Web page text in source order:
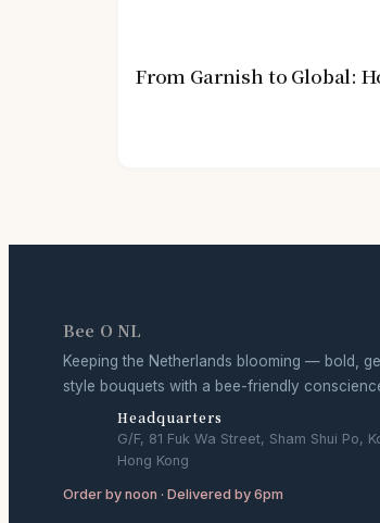
From Garnish to Global:
Bee O NL
Keeping the Netherlands blooming — bold,
style bouquets with a bee-friendly
Headquarters
G/F, 81 Fuk Wa Street, Sham Shui Po,
Hong Kong
Order by noon · Delivered by 6pm